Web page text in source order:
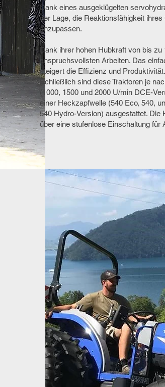
Dank eines ausgeklügelten
der Lage, die Reaktionsfähigkeit
anzupassen.
Dank ihrer hohen Hubkraft von bis
anspruchsvollsten Arbeiten. Das
steigert die Effizienz und Produktivität.
Schließlich sind diese Traktoren je
(1000, 1500 und 2000 U/min DCE-
einer Heckzapfwelle (540 Eco, 540,
540 Hydro-Version) ausgestattet.
über eine stufenlose Einschaltung für